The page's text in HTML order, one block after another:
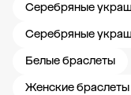
Серебряные
Серебряные
Белые браслеты
Женские браслеты